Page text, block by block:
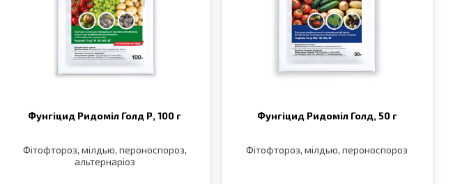
Фунгіцид Ридоміл Голд Р, 100 г
Фітофтороз, мілдью, пероноспороз,
альтернаріоз
Фунгіцид Ридоміл Голд, 50 г
Фітофтороз, мілдью, пероноспороз